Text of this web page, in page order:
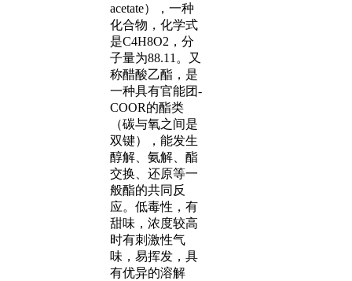
acetate），一种
化合物，化学式
是C4H8O2，分
子量为88.11。又
称醋酸乙酯，是
一种具有官能团-
COOR的酯类
（碳与氧之间是
双键），能发生
醇解、氨解、酯
交换、还原等一
般酯的共同反
应。低毒性，有
甜味，浓度较高
时有刺激性气
味，易挥发，具
有优异的溶解